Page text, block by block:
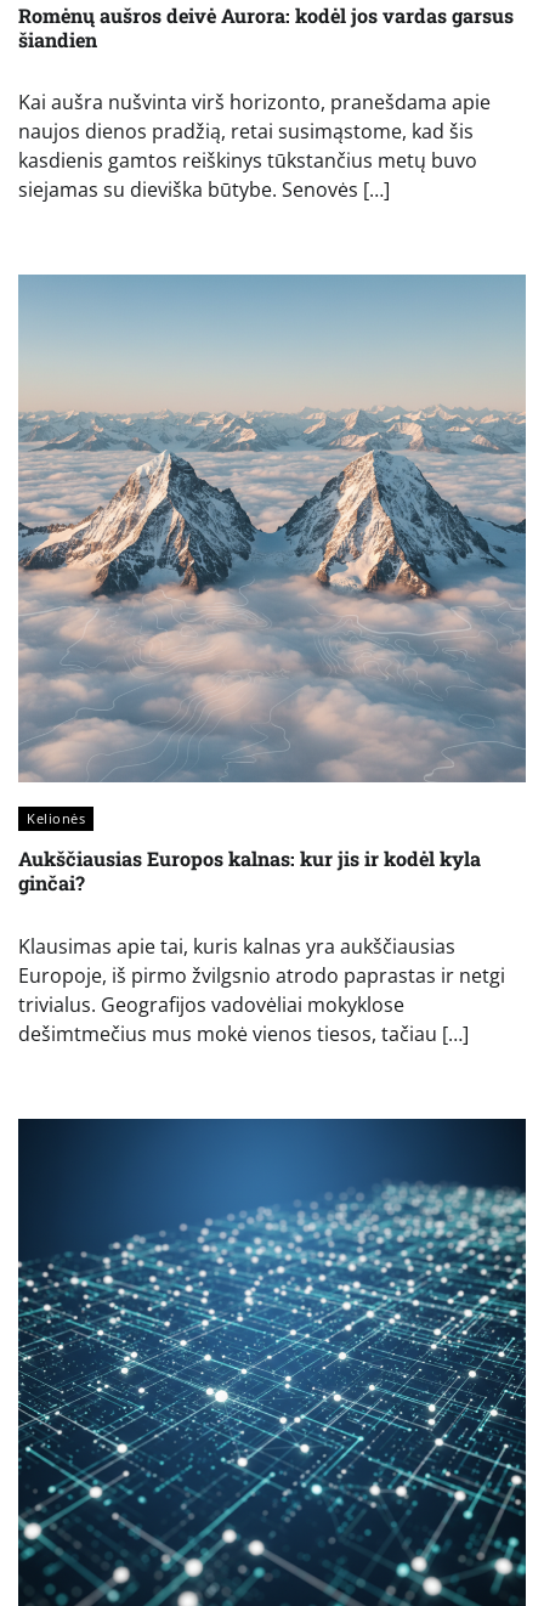
Romėnų aušros deivė Aurora: kodėl jos vardas garsus
šiandien
Kai aušra nušvinta virš horizonto, pranešdama apie
naujos dienos pradžią, retai susimąstome, kad šis
kasdienis gamtos reiškinys tūkstančius metų buvo
siejamas su dieviška būtybe. Senovės […]
Kelionės
Aukščiausias Europos kalnas: kur jis ir kodėl kyla
ginčai?
Klausimas apie tai, kuris kalnas yra aukščiausias
Europoje, iš pirmo žvilgsnio atrodo paprastas ir netgi
trivialus. Geografijos vadovėliai mokyklose
dešimtmečius mus mokė vienos tiesos, tačiau […]